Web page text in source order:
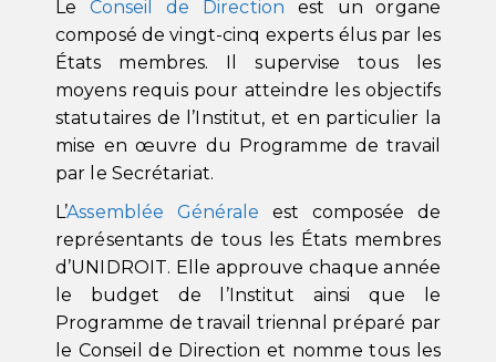
Le Conseil de Direction est un organe
composé de vingt-cinq experts élus par les
États membres. Il supervise tous les
moyens requis pour atteindre les objectifs
statutaires de l’Institut, et en particulier la
mise en œuvre du Programme de travail
par le Secrétariat.
L’Assemblée Générale est composée de
représentants de tous les États membres
d’UNIDROIT. Elle approuve chaque année
le budget de l’Institut ainsi que le
Programme de travail triennal préparé par
le Conseil de Direction et nomme tous les